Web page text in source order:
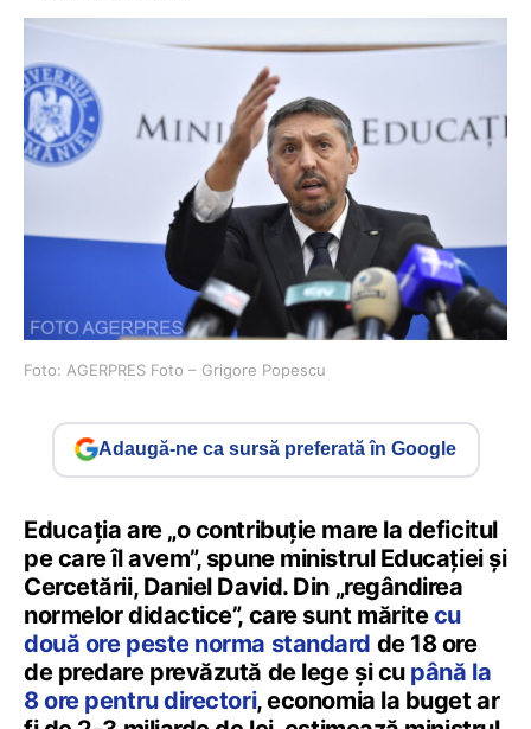
Foto: AGERPRES Foto – Grigore Popescu
Adaugă-ne ca sursă preferată în Google
Educația are „o contribuție mare la deficitul
pe care îl avem”, spune ministrul Educației și
Cercetării, Daniel David. Din „regândirea
normelor didactice”, care sunt măritecu
două ore peste norma standard de 18 ore
de predare prevăzută de lege și cu până la
8 ore pentru directori, economia la buget ar